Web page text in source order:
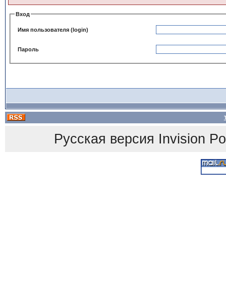
Вход
Имя пользователя (login)
Пароль
Русская версия Invision